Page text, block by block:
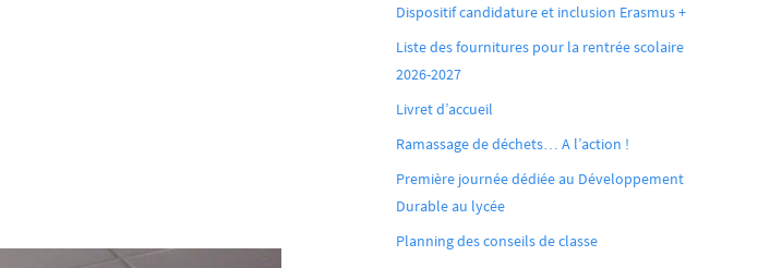
Dispositif candidature et inclusion Erasmus +
Liste des fournitures pour la rentrée scolaire
2026-2027
Livret d’accueil
Ramassage de déchets… A l’action !
Première journée dédiée au Développement
Durable au lycée
Planning des conseils de classe